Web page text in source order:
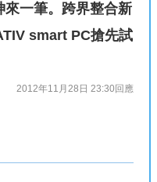
來一筆。跨界整合新
smart PC搶先試
2012年11月28日 23:30 回應